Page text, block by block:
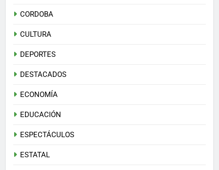
CORDOBA
CULTURA
DEPORTES
DESTACADOS
ECONOMÍA
EDUCACIÓN
ESPECTÁCULOS
ESTATAL